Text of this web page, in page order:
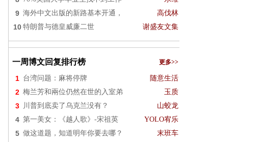
9 海外中文出版的新路基本开通， 高伐林
10 特朗普与德皇威廉二世 谢盛友文集
一周博文回复排行榜 更多>>
1 台湾问题：麻将停牌 随意生活
2 梅兰芳和兩位仍然在世的入室弟 玉质
3 川普到底卖了乌克兰没有？ 山蛟龙
4 第一美女：《越人歌》-宋祖英 YOLO宥乐
5 做这道题，知道明年你要去哪？ 末班车